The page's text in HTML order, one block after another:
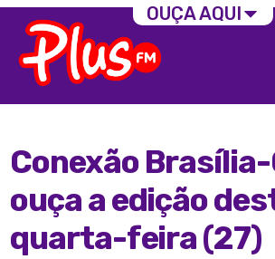
Conexão
ouça a edição
quarta-feira (27)
OUÇA AQUI